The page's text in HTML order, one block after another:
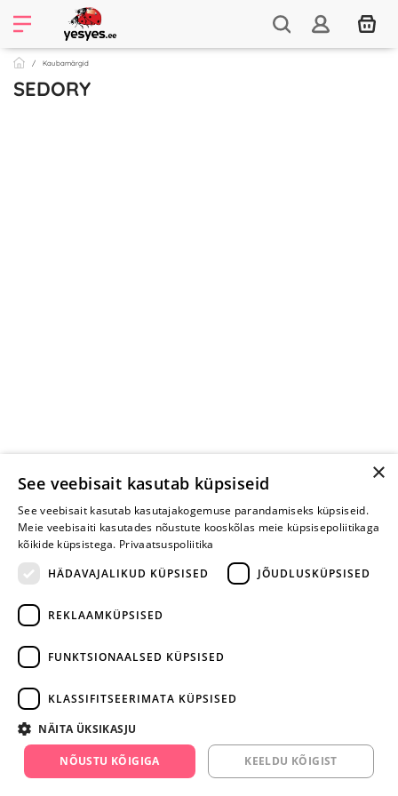
Kaubamärgid
SEDORY
facebook.com/yesyes.ee
Instagram/yesyes.ee
×
See veebisait kasutab küpsiseid
See veebisait kasutab kasutajakogemuse parandamiseks küpsiseid.
Meie veebisaiti kasutades nõustute kooskõlas meie küpsisepoliitikaga
kõikide küpsistega. Privaatsuspoliitika
HÄDAVAJALIKUD KÜPSISED
JÕUDLUSKÜPSISED
REKLAAMKÜPSISED
FUNKTSIONAALSED KÜPSISED
KLASSIFITSEERIMATA KÜPSISED
NÄITA ÜKSIKASJU
NÕUSTU KÕIGIGA KEELDU KÕIGIST